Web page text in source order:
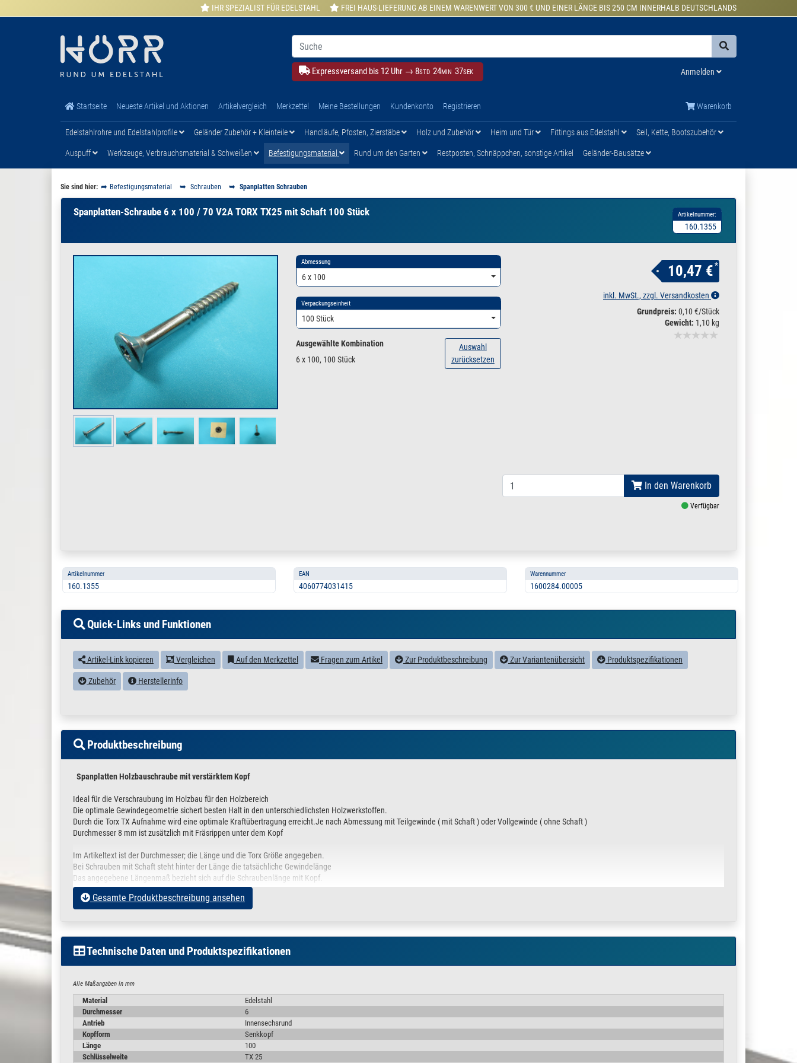
IHR SPEZIALIST FÜR EDELSTAHL FREI HAUS-LIEFERUNG AB EINEM WARENWERT VON 300 € UND EINER LÄNGE BIS 250 CM INNERHALB DEUTSCHLANDS
Expressversand bis 12 Uhr → 8STD 24MIN 36SEK Anmelden
Startseite Neueste Artikel und Aktionen Artikelvergleich Merkzettel Meine Bestellungen Kundenkonto Registrieren Warenkorb
Edelstahlrohre und Edelstahlprofile Geländer Zubehör + Kleinteile Handläufe, Pfosten, Zierstäbe Holz und Zubehör Heim und Tür Fittings aus Edelstahl Seil, Kette, Bootszubehör
Auspuff Werkzeuge, Verbrauchsmaterial & Schweißen Befestigungsmaterial Rund um den Garten Restposten, Schnäppchen, sonstige Artikel Geländer-Bausätze
Sie sind hier: Befestigungsmaterial Schrauben Spanplatten Schrauben
Spanplatten-Schraube 6 x 100 / 70 V2A TORX TX25 mit Schaft 100 Stück Artikelnummer:
160.1355
Abmessung
6 x 100
Verpackungseinheit
100 Stück
Ausgewählte Kombination
6 x 100, 100 Stück
Auswahl
zurücksetzen
10,47 €*
inkl. MwSt., zzgl. Versandkosten
Grundpreis: 0,10 €/Stück
Gewicht: 1,10 kg
In den Warenkorb
Verfügbar
Artikelnummer
160.1355
EAN
4060774031415
Warennummer
1600284.00005
Quick-Links und Funktionen
Artikel-Link kopieren Vergleichen Auf den Merkzettel Fragen zum Artikel Zur Produktbeschreibung Zur Variantenübersicht Produktspezifikationen
Zubehör Herstellerinfo
Produktbeschreibung
Spanplatten Holzbauschraube mit verstärktem Kopf
Ideal für die Verschraubung im Holzbau für den Holzbereich
Die optimale Gewindegeometrie sichert besten Halt in den unterschiedlichsten Holzwerkstoffen.
Durch die Torx TX Aufnahme wird eine optimale Kraftübertragung erreicht.Je nach Abmessung mit Teilgewinde ( mit Schaft ) oder Vollgewinde ( ohne Schaft )
Durchmesser 8 mm ist zusätzlich mit Fräsrippen unter dem Kopf
Im Artikeltext ist der Durchmesser; die Länge und die Torx Größe angegeben.
Bei Schrauben mit Schaft steht hinter der Länge die tatsächliche Gewindelänge
Das angegebene Längenmaß bezieht sich auf die Schraubenlänge mit Kopf.
Vorteile:
Taumelfreier Torx Antrieb
Der Antrieb TX-Innensechsrund ermöglicht vom Ansetzen bis zum Versenken der Schraube ein einfaches und sicheres Einschrauben.
Kein vorbohren
Auf ein Vorbohren kann weitestgehend verzichtet werden.
Wir empfehlen jedoch immer einen Anwendungsversuch vorzunehmen.
Gesamte Produktbeschreibung ansehen
Technische Daten und Produktspezifikationen
Alle Maßangaben in mm
Material
Edelstahl
Durchmesser
6
Antrieb
Innensechsrund
Kopfform
Senkkopf
Länge
100
Schlüsselweite
TX 25